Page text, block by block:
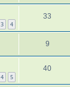
3 4
33
9
4 5
40